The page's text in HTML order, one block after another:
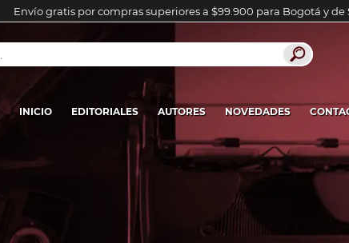
Envío gratis por compras superiores a $99.900 para Bogotá y
INICIO EDITORIALES AUTORES NOVEDADES